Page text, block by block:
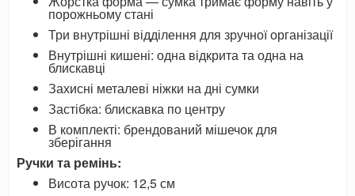
порожньому стані
Три внутрішні відділення для зручної організації
Внутрішні кишені: одна відкрита та одна на
блискавці
Захисні металеві ніжки на дні сумки
Застібка: блискавка по центру
В комплекті: брендований мішечок для
зберігання
Ручки та ремінь:
Висота ручок: 12,5 см